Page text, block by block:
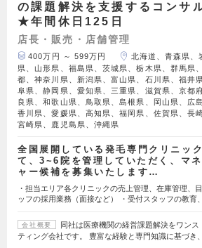
の課題解決を支援するコンサ
★年間休日125日
店長・販売・店舗管理
400万円 ～ 599万円
北海道、青森県、
県、山形県、福島県、茨城県、栃木県、群馬県
都、神奈川県、新潟県、富山県、石川県、福井
阜県、静岡県、愛知県、三重県、滋賀県、京都
良県、和歌山県、鳥取県、島根県、岡山県、広
香川県、愛媛県、高知県、福岡県、佐賀県、長
宮崎県、鹿児島県、沖縄県
全国展開している発毛専門クリニッ
て、3~6院を管理していただく、マ
ャー候補を募集いたします…
・担当エリア各クリニックの売上管理、在庫管理、
ッフの採用業務（面接など） ・受付スタッフの教育
会社概要
同社は医療機関の経営課題解決をワン
ティング会社です。 豊富な経験と専門知識に基づき